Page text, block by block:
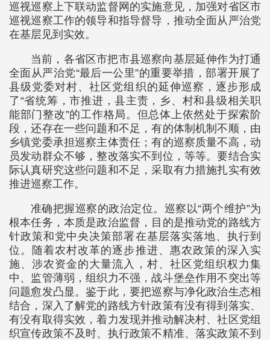
巡视巡察上下联动监督网的实施意见，加强对省区市
巡视巡察工作的领导和指导督导，推动全面从严治党
在基层见到实效。
当前，各省区市把市县巡察向基层延伸作为打通
全面从严治党“最后一公里”的重要举措，部署开展了
县级党委对村、社区党组织的延伸巡察，逐步形成
了“省统筹，市推进，县主责，乡、村和县级相关职
能部门整改”的工作格局。但总体上依然处于探索阶
段，还存在一些问题和不足，有的体制机制不顺，由
乡镇党委承担巡察主体责任；有的巡察质量不高，动
员发动群众不够，整改落实不到位，等等。要结合实
际认真研究这些问题和不足，采取有力措施扎实有效
推进巡察工作。
准确把握巡察的政治定位。巡察以“两个维护”为
根本任务，本质是政治监督，目的是推动党的路线方
针政策和党中央决策部署在基层落实落地、执行到
位。随着农村改革的逐步推进、惠农政策的深入实
施、涉农资金的大量流入，村、社区党组织权力集
中、监管薄弱，组织力不强，战斗堡垒作用不突出等
问题愈发凸显。鉴于此，要把巡察与净化政治生态相
结合，深入了解党的路线方针政策有没有得到落实、
有没有取得实效，着力发现并推动解决村、社区党组
织宣传政策不及时、执行政策不精准、落实政策不到